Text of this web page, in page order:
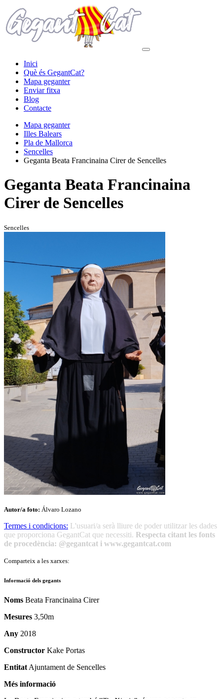
Inici
Què és GegantCat?
Mapa geganter
Enviar fitxa
Blog
Contacte
Mapa geganter
Illes Balears
Pla de Mallorca
Sencelles
Geganta Beata Francinaina Cirer de Sencelles
Geganta Beata Francinaina
Cirer de Sencelles
Sencelles
Autor/a foto: Álvaro Lozano
Termes i condicions: L'usuari/a serà lliure de poder utilitzar les dades
que proporciona GegantCat que necessiti. Respecta citant les fonts
de procedència: @gegantcat i www.gegantcat.com
Comparteix a les xarxes:
Informació dels gegants
Noms Beata Francinaina Cirer
Mesures 3,50m
Any 2018
Constructor Kake Portas
Entitat Ajuntament de Sencelles
Més informació